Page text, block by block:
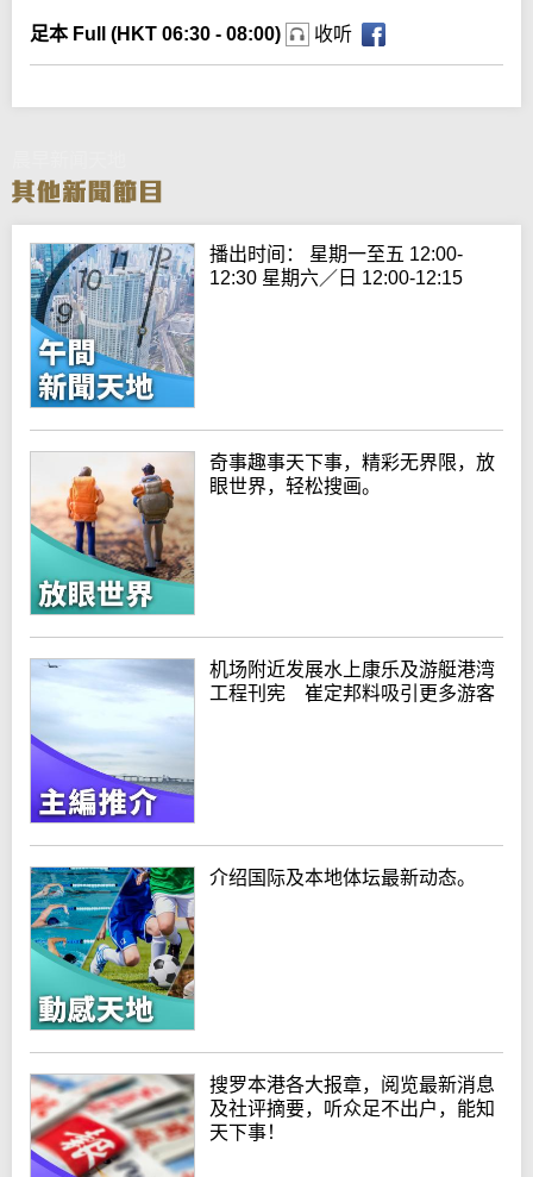
足本 Full (HKT 06:30 - 08:00) 收听
播出时间： 星期一至五 12:00-
12:30 星期六／日 12:00-12:15
奇事趣事天下事，精彩无界限，放
眼世界，轻松搜画。
机场附近发展水上康乐及游艇港湾
工程刊宪 崔定邦料吸引更多游客
介绍国际及本地体坛最新动态。
搜罗本港各大报章，阅览最新消息
及社评摘要，听众足不出户，能知
天下事！